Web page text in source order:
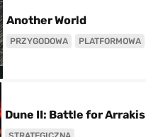
Another World
PRZYGODOWA PLATFORMOWA
Dune II: Battle for Arrakis